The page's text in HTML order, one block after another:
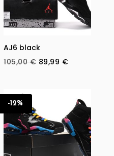
AJ6 black
105,00€ Original
89,99 €Current
89,99 €.
-12%